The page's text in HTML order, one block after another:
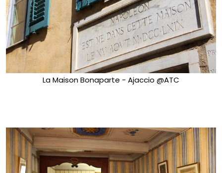
La Maison Bonaparte - Ajaccio @ATC